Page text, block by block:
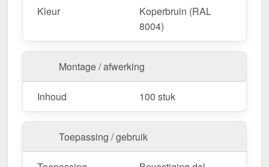
Kleur
Koperbruin (RAL
8004)
Montage / afwerking
Inhoud 100 stuk
Toepassing / gebruik